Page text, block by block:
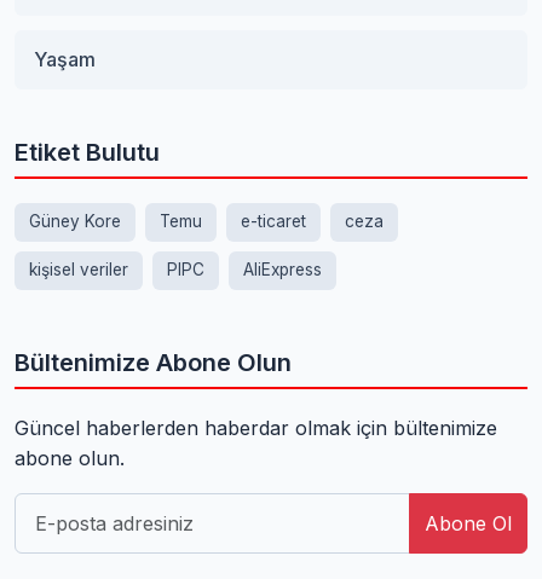
Yaşam
Etiket Bulutu
Güney Kore Temu e-ticaret ceza
kişisel veriler PIPC AliExpress
Bültenimize Abone Olun
Güncel haberlerden haberdar olmak için bültenimize
abone olun.
Abone Ol